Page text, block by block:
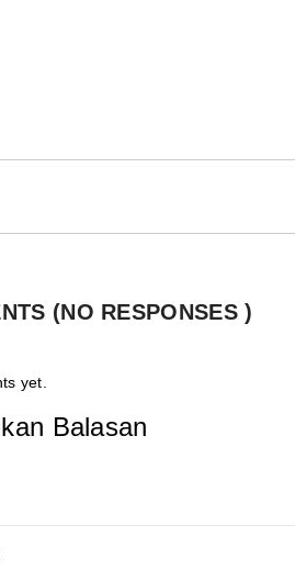
(NO RESPONSES )
yet.
Balasan